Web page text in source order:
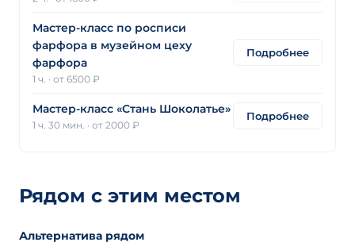
Мастер-класс по росписи
фарфора в музейном цеху
фарфора
1 ч. · от 6500 ₽
Подробнее
Мастер-класс «Стань Шоколатье»
1 ч. 30 мин. · от 2000 ₽
Подробнее
Рядом с этим местом
Альтернатива рядом